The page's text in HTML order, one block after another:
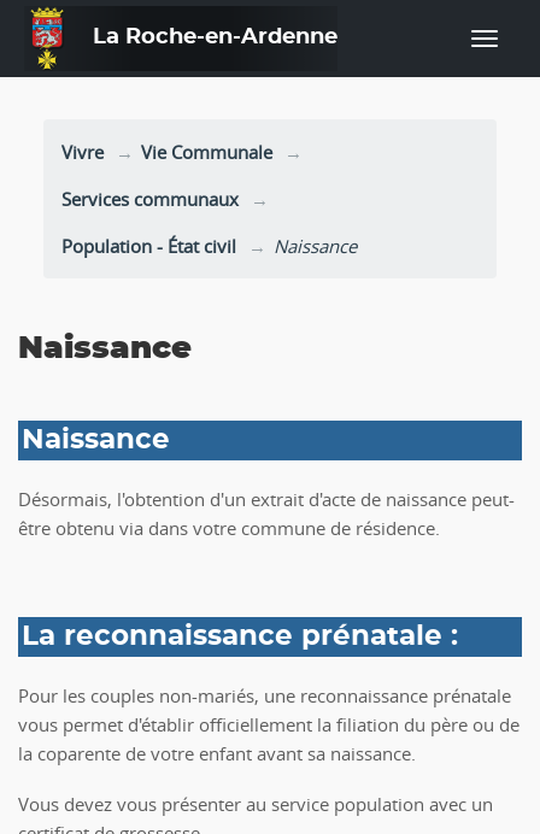
La Roche-en-Ardenne
Vivre
Vie Communale
Services communaux
Population - État civil
Naissance
Naissance
Naissance
Désormais, l'obtention d'un extrait d'acte de naissance peut-
être obtenu via dans votre commune de résidence.
La reconnaissance prénatale :
Pour les couples non-mariés, une reconnaissance prénatale
vous permet d'établir officiellement la filiation du père ou de
la coparente de votre enfant avant sa naissance.
Vous devez vous présenter au service population avec un